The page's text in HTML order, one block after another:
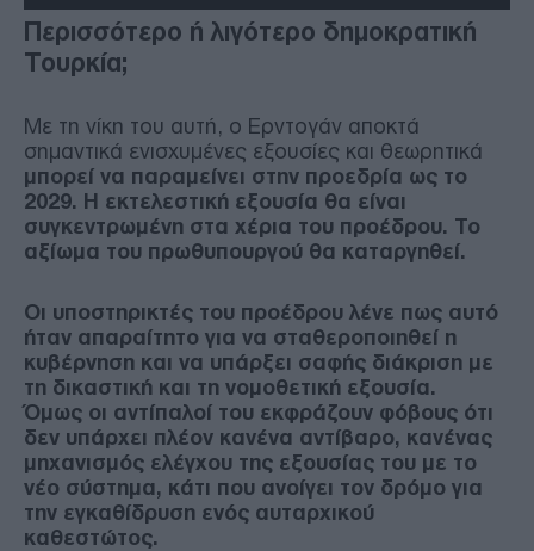
Περισσότερο ή λιγότερο δημοκρατική
Τουρκία;
Με τη νίκη του αυτή, ο Ερντογάν αποκτά
σημαντικά ενισχυμένες εξουσίες και θεωρητικά
μπορεί να παραμείνει στην προεδρία ως το
2029. Η εκτελεστική εξουσία θα είναι
συγκεντρωμένη στα χέρια του προέδρου. Το
αξίωμα του πρωθυπουργού θα καταργηθεί.
Οι υποστηρικτές του προέδρου λένε πως αυτό
ήταν απαραίτητο για να σταθεροποιηθεί η
κυβέρνηση και να υπάρξει σαφής διάκριση με
τη δικαστική και τη νομοθετική εξουσία.
Όμως οι αντίπαλοί του εκφράζουν φόβους ότι
δεν υπάρχει πλέον κανένα αντίβαρο, κανένας
μηχανισμός ελέγχου της εξουσίας του με το
νέο σύστημα, κάτι που ανοίγει τον δρόμο για
την εγκαθίδρυση ενός αυταρχικού
καθεστώτος.